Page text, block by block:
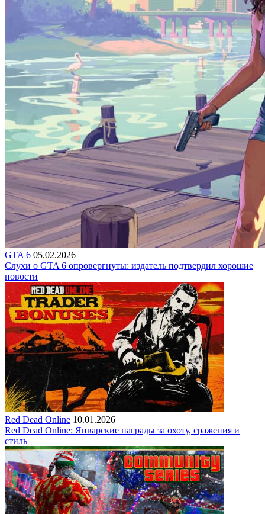
GTA 6 05.02.2026
Слухи о GTA 6 опровергнуты: издатель подтвердил хорошие
новости
Red Dead Online 10.01.2026
Red Dead Online: Январские награды за охоту, сражения и
стиль